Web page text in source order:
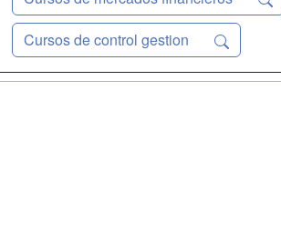
Cursos de control gestion